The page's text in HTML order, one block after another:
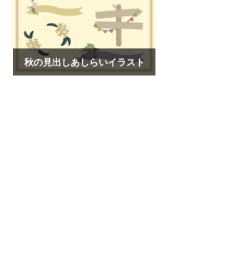
秋の見出しあしらいイラスト